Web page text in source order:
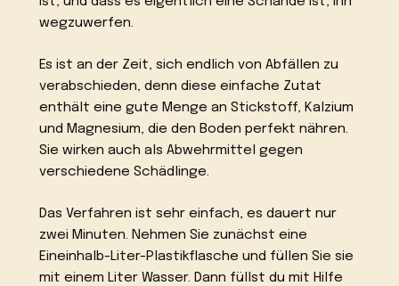
wegzuwerfen.
Es ist an der Zeit, sich endlich von Abfällen zu
verabschieden, denn diese einfache Zutat
enthält eine gute Menge an Stickstoff, Kalzium
und Magnesium, die den Boden perfekt nähren.
Sie wirken auch als Abwehrmittel gegen
verschiedene Schädlinge.
Das Verfahren ist sehr einfach, es dauert nur
zwei Minuten. Nehmen Sie zunächst eine
Eineinhalb-Liter-Plastikflasche und füllen Sie sie
mit einem Liter Wasser. Dann füllst du mit Hilfe